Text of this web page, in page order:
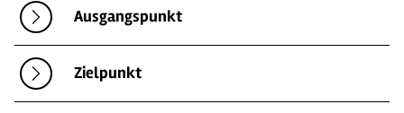
Ausgangspunkt
Zielpunkt